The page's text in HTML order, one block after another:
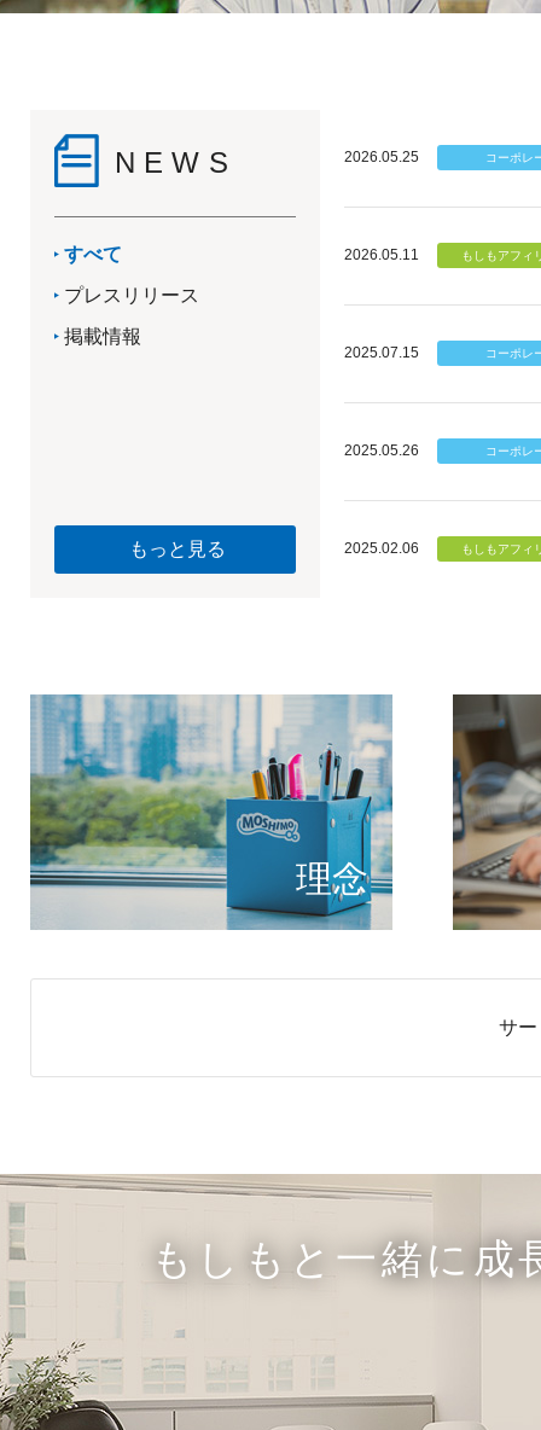
NEWS
すべて
プレスリリース
掲載情報
もっと見る
2026.05.25
2026.05.11
2025.07.15
2025.05.26
2025.02.06
理念
個のチ
もしもが描く未
サ
もしもと一緒に成